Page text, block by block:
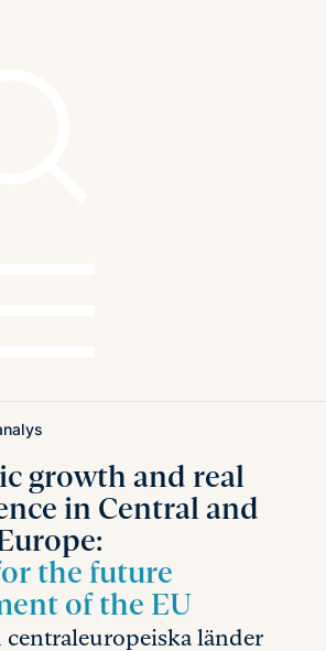
growth and real
in Central and
the future
of the EU
centraleuropeiska länder